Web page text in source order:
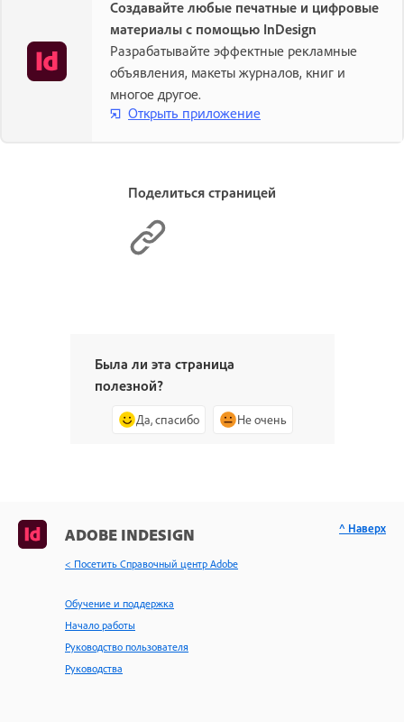
Создавайте любые печатные и цифровые
материалы с помощью InDesign
Разрабатывайте эффектные рекламные
объявления, макеты журналов, книг и
многое другое.
Открыть приложение
Поделиться страницей
Была ли эта страница
полезной?
Да, спасибо Не очень
ADOBE INDESIGN
< Посетить Справочный центр Adobe
Обучение и поддержка
Начало работы
Руководство пользователя
Руководства
^ Наверх